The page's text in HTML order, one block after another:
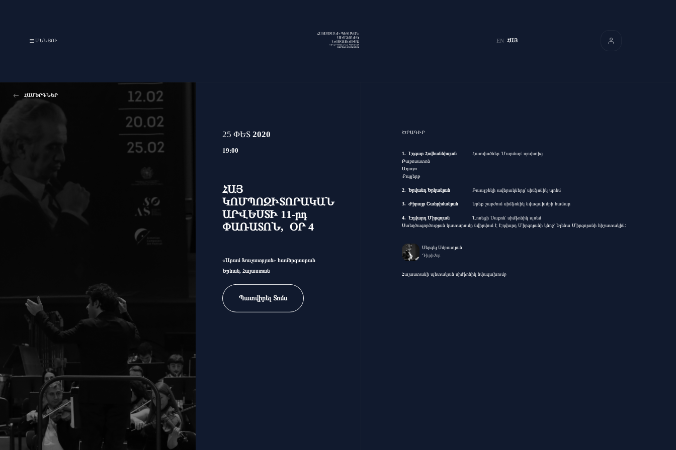
ՄԵՆՅՈՒ EN ՀԱՅ
ՀԱՄԵՐԳՆԵՐ
25 ՓԵՏ2020
19:00
ՀԱՅ
ԿՈՄՊՈԶԻՏՈՐԱԿԱՆ
ԱՐՎԵՍՏԻ 11-րդ
ՓԱՌԱՏՈՆ, ՕՐ 4
«Արամ Խաչատրյան» համերգասրահ
Երևան, Հայաստան
Պատվիրել Տոմս
ԾՐԱԳԻՐ
Էդգար Հովհաննիսյան
Հատվածներ ՙՄարմար՚ սյուիտից
Բաքոսատոն
Ադաջո
Քայլերթ
Երվանդ Երկանյան Բաալբեկի ավերակները՚ սիմֆոնիկ պոեմ
Ժիրայր Շահրիմանյան Երեք շարժում սիմֆոնիկ նվագախմբի համար
Էդվարդ Միրզոյան
ՙԼոռեցի Սաքոն՚ սիմֆոնիկ պոեմ
Ստեղծագործության կատարումը նվիրվում է Էդվարդ Միրզոյանի կնոջ՝ Ելենա Միրզոյանի հիշատակին։
Սերգեյ Սմբատյան
Դիրիժոր
Հայաստանի պետական սիմֆոնիկ նվագախումբ